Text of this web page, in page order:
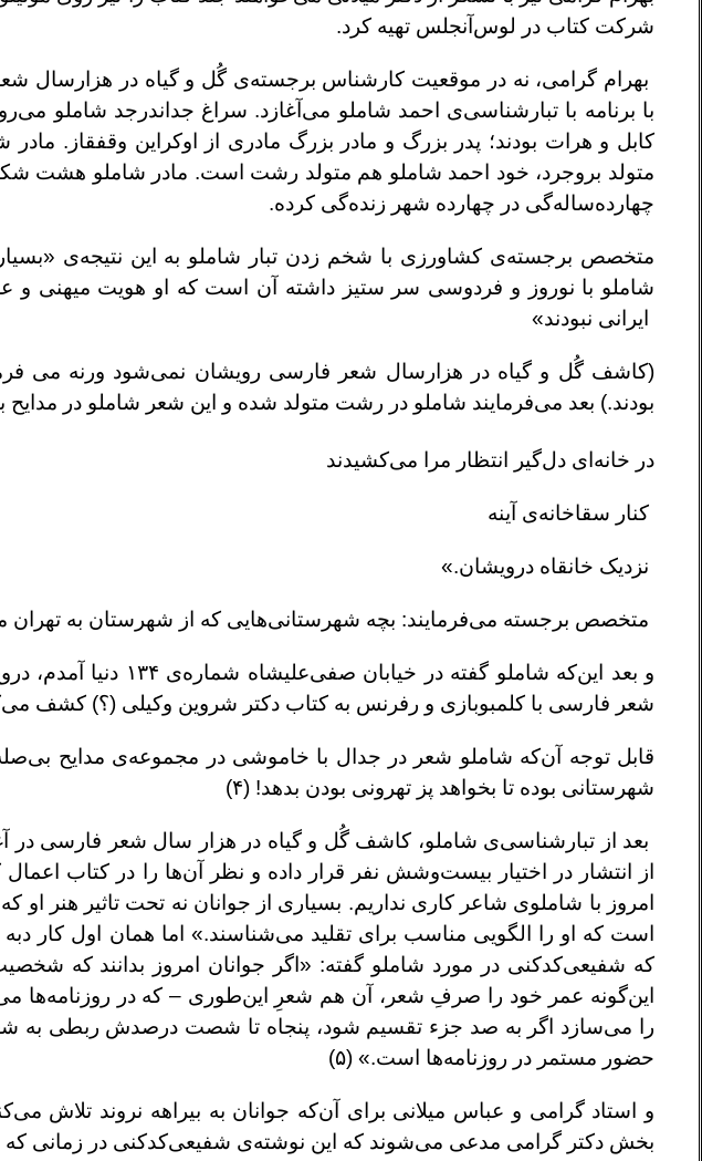
شرکت کتاب در لوس‌آنجلس تهیه کرد.
بهرام گرامی، نه در موقعیت کارشناس برجسته‌ی گُل ‌و‌ گیاه در هزارسال
با برنامه با تبارشناسی‌ی احمد شاملو می‌آغازد. سراغ جداندرجد شاملو
کابل و هرات بودند؛ پدر بزرگ و مادر بزرگ مادری از اوکراین وقفقاز.
متولد بروجرد، خود احمد شاملو هم متولد رشت است. مادر شاملو هشت شکم
چهارده‌ساله‌گی در چهارده شهر زنده‌گی کرده.
متخصص برجسته‌‌ی کشاورزی با شخم زدن تبار شاملو به این نتیجه‌ی
شاملو با نوروز و فردوسی سر ستیز داشته آن است که او هویت میهنی و
ایرانی‌ نبودند»
(کاشف گُل و گیاه در هزارسال شعر فارسی رویشان نمی‌شود ورنه می
بودند.) بعد می‌فرمایند شاملو در رشت متولد شده و این شعر شاملو در
در خانه‌ای دل‌گیر انتظار مرا می‌کشیدند
کنار سقاخانه‌ی آینه
نزدیک خانقاه درویشان.»
متخصص برجسته می‌فرمایند: بچه شهرستانی‌هایی که از شهرستان به تهران
و بعد این‌که شاملو
شعر فارسی با کلمبو‌بازی و رفرنس به کتاب دکتر شروین وکیلی (؟) کشف
قابل توجه آن‌که شاملو شعر در جدال با خاموشی در مجموعه‌ی مدایح
شهرستانی بوده تا بخواهد پز تهرونی بودن بدهد! (۴)
بعد از تبارشناسی‌ی شاملو، کاشف گُل‌ و ‌گیاه در هزار سال شعر فارسی در
از انتشار در اختیار بیست‌وشش نفر قرار داده و نظر آن‌ها را در کتاب
امروز با شاملوی شاعر کاری نداریم. بسیاری از جوانان نه تحت تاثیر هنر
است که او را الگویی مناسب برای تقلید می‌شناسند.» اما همان اول
که شفیعی‌کدکنی در مورد شاملو گفته: «اگر جوانان امروز بدانند که
این‌گونه عمر خود را صرفِ شعر، آن هم شعرِ این‌طوری – که در روزنامه‌ها
را می‌سازد اگر به صد جزء تقسیم شود، پنجاه تا شصت درصدش ربطی به
حضور مستمر در روزنامه‌ها است.» (۵)
و استاد گرامی و عباس میلانی برای آن‌که جوانان به بیراهه نروند تلاش
بخش دکتر گرامی مدعی می‌شوند که این نوشته‌ی شفیعی‌کدکنی در زمانی که